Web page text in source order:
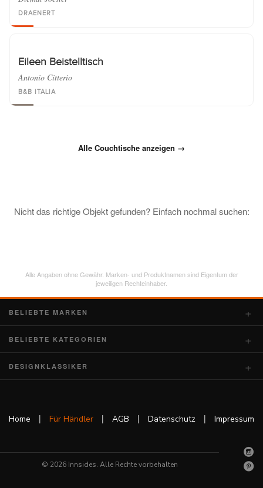
DRAENERT
Eileen Beistelltisch
Antonio Citterio
B&B ITALIA
Alle Couchtische anzeigen →
Nicht das richtige Objekt gefunden? Einfach nochmal suchen:
Alle Angaben ohne Gewähr. Marken- und Produktnamen sind Eigentum der
jeweiligen Rechteinhaber.
BELIEBTE MARKEN
BELIEBTE KATEGORIEN
DESIGNKLASSIKER
Home | Für Händler | AGB | Datenschutz | Impressum
© 2026 Innsides. Alle Rechte vorbehalten